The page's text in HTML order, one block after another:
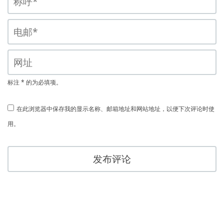
标注 * 的为必填项。
在此浏览器中保存我的显示名称、邮箱地址和网站地址，以便下次评论时使
用。